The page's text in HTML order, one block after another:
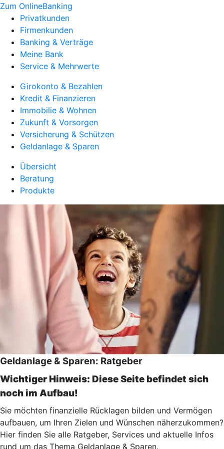
Zum OnlineBanking
Privatkunden
Firmenkunden
Banking & Verträge
Meine Bank
Service & Mehrwerte
Girokonto & Bezahlen
Kredit & Finanzieren
Immobilie & Wohnen
Zukunft & Vorsorgen
Versicherung & Schützen
Geldanlage & Sparen
Übersicht
Beratung
Produkte
Geldanlage & Sparen: Ratgeber
Wichtiger Hinweis: Diese Seite befindet sich
noch im Aufbau!
Sie möchten finanzielle Rücklagen bilden und Vermögen
aufbauen, um Ihren Zielen und Wünschen näherzukommen?
Hier finden Sie alle Ratgeber, Services und aktuelle Infos
rund um das Thema Geldanlage & Sparen.